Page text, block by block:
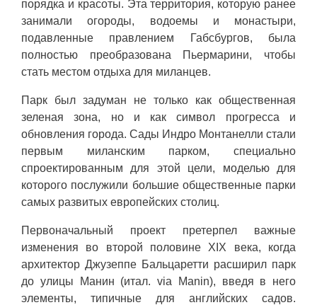
порядка и красоты. Эта территория, которую ранее
занимали огороды, водоемы и монастыри,
подавленные правлением Габсбургов, была
полностью преобразована Пьермарини, чтобы
стать местом отдыха для миланцев.
Парк был задуман не только как общественная
зеленая зона, но и как символ прогресса и
обновления города. Сады Индро Монтанелли стали
первым миланским парком, специально
спроектированным для этой цели, моделью для
которого послужили большие общественные парки
самых развитых европейских столиц.
Первоначальный проект претерпел важные
изменения во второй половине XIX века, когда
архитектор Джузеппе Бальцаретти расширил парк
до улицы Манин (итал. via Manin), введя в него
элементы, типичные для английских садов.